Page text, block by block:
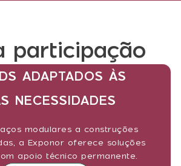
participação
ADAPTADOS ÀS
NECESSIDADES
modulares a construções
a Exponor oferece soluções
apoio técnico permanente.